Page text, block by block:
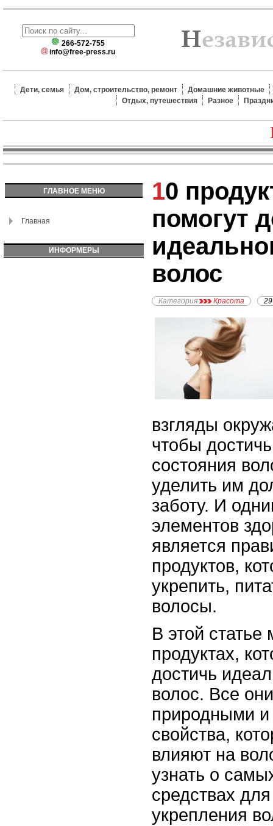
266-572-755
info@free-press.ru
Дети, семья Дом, строительство, ремонт
Домашние животные
Отдых, путешествия
Разное
ГЛАВНОЕ МЕНЮ
Главная
ИНФОРМЕРЫ
10 продуктов, которые
помогут
волос
Категория Красота
взгляды
чтобы
состояния
уделить им
заботу. И
элементов
является
продуктов,
укрепить,
волосы.
В этой
продуктах,
достичь
волос. Все
природными
свойства,
влияют на
узнать о
средствах
укрепления